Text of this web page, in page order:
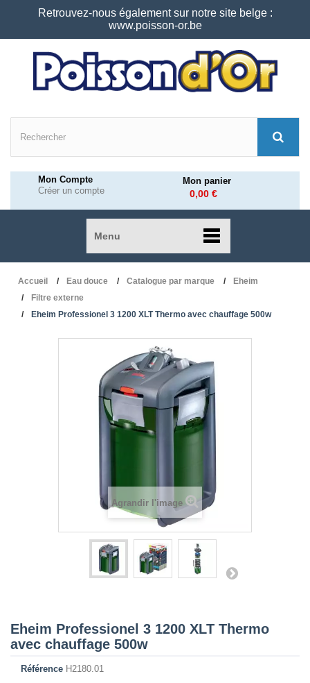
Retrouvez-nous également sur notre site belge :
www.poisson-or.be
Mon Compte
Créer un compte
Mon panier
0,00 €
Menu
Accueil Eau douce Catalogue par marque
Eheim
Filtre externe
Eheim Professionel 3 1200 XLT Thermo avec chauffage 500w
Agrandir l'image
Eheim Professionel 3 1200 XLT Thermo
avec chauffage 500w
Référence H2180.01